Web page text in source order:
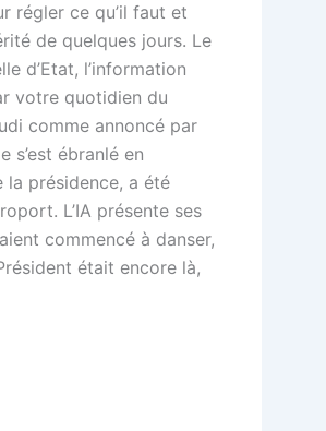
régler ce qu’il faut et
de quelques jours. Le
d’Etat, l’information
votre quotidien du
comme annoncé par
s’est ébranlé en
la présidence, a été
L’IA présente ses
commencé à danser,
était encore là,